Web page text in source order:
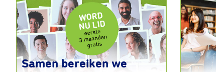
Samen bereiken we